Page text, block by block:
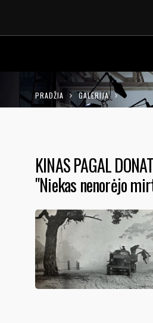
PRADŽIA GALERIJA
KINAS PAGAL
"Niekas nenorėjo